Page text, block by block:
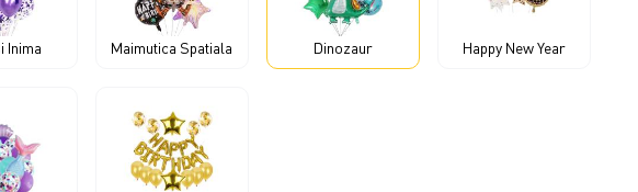
Inima Maimutica Spatiala Dinozaur Happy New Year